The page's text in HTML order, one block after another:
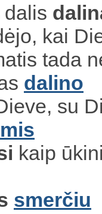
dalis
kai
tada
dalino
su
kaip
smerčiu